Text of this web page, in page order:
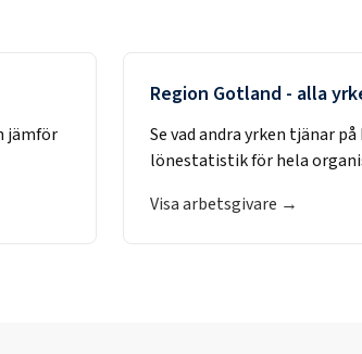
jämför
Region Gotland - alla
Se vad andra yrken tjänar på
lönestatistik för hela
Visa arbetsgivare →